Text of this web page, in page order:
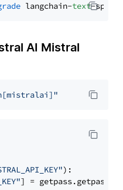
langchain-text
AI Mistral
):
] = getpass.getpass(